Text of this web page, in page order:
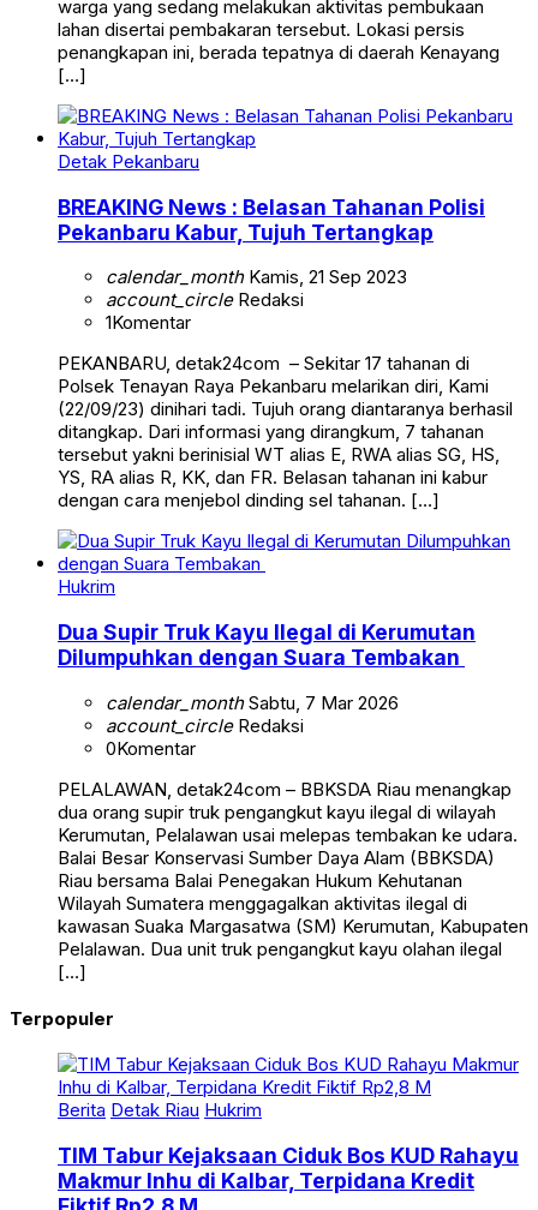
warga yang sedang melakukan aktivitas pembukaan
lahan disertai pembakaran tersebut. Lokasi persis
penangkapan ini, berada tepatnya di daerah Kenayang
[…]
Detak Pekanbaru
BREAKING News : Belasan Tahanan Polisi
Pekanbaru Kabur, Tujuh Tertangkap
calendar_monthKamis, 21 Sep 2023
account_circleRedaksi
1Komentar
PEKANBARU, detak24com – Sekitar 17 tahanan di
Polsek Tenayan Raya Pekanbaru melarikan diri, Kami
(22/09/23) dinihari tadi. Tujuh orang diantaranya berhasil
ditangkap. Dari informasi yang dirangkum, 7 tahanan
tersebut yakni berinisial WT alias E, RWA alias SG, HS,
YS, RA alias R, KK, dan FR. Belasan tahanan ini kabur
dengan cara menjebol dinding sel tahanan. […]
Hukrim
Dua Supir Truk Kayu Ilegal di Kerumutan
Dilumpuhkan dengan Suara Tembakan
calendar_monthSabtu, 7 Mar 2026
account_circleRedaksi
0Komentar
PELALAWAN, detak24com – BBKSDA Riau menangkap
dua orang supir truk pengangkut kayu ilegal di wilayah
Kerumutan, Pelalawan usai melepas tembakan ke udara.
Balai Besar Konservasi Sumber Daya Alam (BBKSDA)
Riau bersama Balai Penegakan Hukum Kehutanan
Wilayah Sumatera menggagalkan aktivitas ilegal di
kawasan Suaka Margasatwa (SM) Kerumutan, Kabupaten
Pelalawan. Dua unit truk pengangkut kayu olahan ilegal
[…]
Terpopuler
Berita Detak Riau Hukrim
TIM Tabur Kejaksaan Ciduk Bos KUD Rahayu
Makmur Inhu di Kalbar, Terpidana Kredit